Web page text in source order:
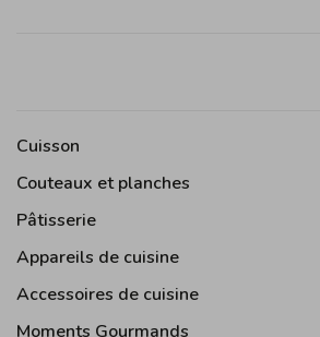
Cuisson
Couteaux et planches
Pâtisserie
Appareils de cuisine
Accessoires de cuisine
Moments Gourmands